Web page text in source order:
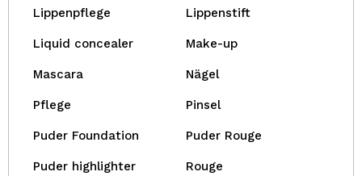
Lippenpflege Lippenstift
Liquid concealer Make-up
Mascara Nägel
Pflege Pinsel
Puder Foundation Puder Rouge
Puder highlighter Rouge